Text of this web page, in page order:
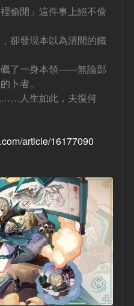
偷閒」這件事上絕不偷
卻發現本以為清閒的鐵
礪了一身本領——無論部
卜者。
……人生如此，夫復何
article/16177090